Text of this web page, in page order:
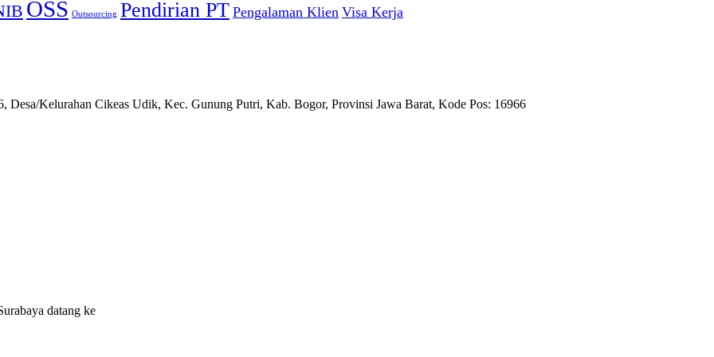
OSS Outsourcing Pendirian PT Pengalaman Klien Visa Kerja
Kelurahan Cikeas Udik, Kec. Gunung Putri, Kab. Bogor, Provinsi Jawa Barat, Kode Pos: 16966
datang ke